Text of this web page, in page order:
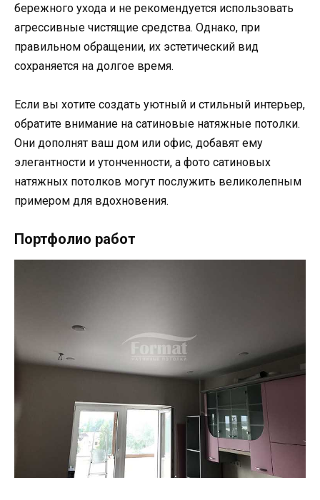
бережного ухода и не рекомендуется использовать
агрессивные чистящие средства. Однако, при
правильном обращении, их эстетический вид
сохраняется на долгое время.
Если вы хотите создать уютный и стильный интерьер,
обратите внимание на сатиновые натяжные потолки.
Они дополнят ваш дом или офис, добавят ему
элегантности и утонченности, а фото сатиновых
натяжных потолков могут послужить великолепным
примером для вдохновения.
Портфолио работ